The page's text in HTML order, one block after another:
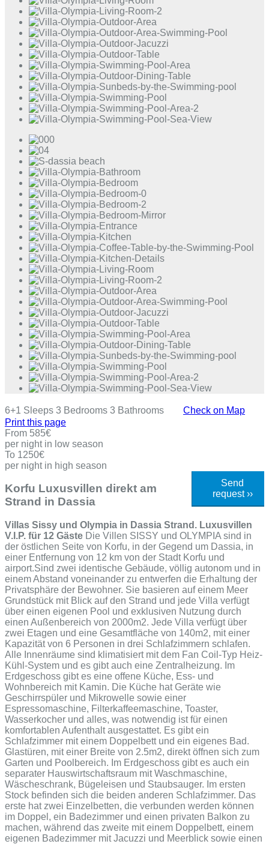
6+1 Sleeps 3 Bedrooms 3 Bathrooms
Check on Map
Print this page
From 585€
per night in low season
To 1250€
per night in high season
Send
request ››
Korfu Luxusvillen direkt am
Strand in Dassia
Villas Sissy und Olympia in Dassia Strand. Luxusvillen
V.I.P. für 12 Gäste Die Villen SISSY und OLYMPIA sind in
der östlichen Seite von Korfu, in der Gegend um Dassia, in
einer Entfernung von 12 km von der Stadt Korfu und
airport.Sind zwei identische Gebäude, völlig autonom und in
einem Abstand voneinander zu entwerfen die Erhaltung der
Privatsphäre der Bewohner. Sie basieren auf einem Meer
Grundstück mit Blick auf den Strand und jede Villa verfügt
über einen eigenen Pool und exklusiven Nutzung durch
einen Außenbereich von 2000m2. Jede Villa verfügt über
zwei Etagen und eine Gesamtfläche von 140m2, mit einer
Kapazität von 6 Personen in drei Schlafzimmern schlafen.
Alle Innenräume sind klimatisiert mit dem Fan Coil-Typ Heiz-
Kühl-System und es gibt auch eine Zentralheizung. Im
Erdgeschoss gibt es eine offene Küche, Ess- und
Wohnbereich mit Kamin. Die Küche hat Geräte wie
Geschirrspüler und Mikrowelle sowie einer
Espressomaschine, Filterkaffeemaschine, Toaster,
Wasserkocher und alles, was notwendig ist für einen
komfortablen Aufenthalt ausgestattet. Es gibt ein
Schlafzimmer mit einem Doppelbett und ein eigenes Bad.
Glastüren, mit einer Breite von 2.5m2, direkt öffnen sich zum
Garten und Poolbereich. Im Erdgeschoss gibt es auch ein
separater Hauswirtschaftsraum mit Waschmaschine,
Wäscheschrank, Bügeleisen und Staubsauger. Im ersten
Stock befinden sich die beiden anderen Schlafzimmer. Das
erste hat zwei Einzelbetten, die verbunden werden können
im Doppel, ein Badezimmer und einen privaten Balkon zu
machen, während das zweite mit einem Doppelbett, einem
eigenen Badezimmer mit Jacuzzi und Meerblick sowie einen